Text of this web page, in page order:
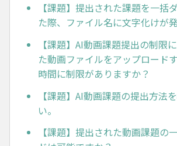
【課題】提出された課題を一括
た際、ファイル名に文字化けが発
【課題】AI動画課題提出の制限
た動画ファイルをアップロード
時間に制限がありますか？
【課題】AI動画課題の提出方法
い。
【課題】提出された動画課題の